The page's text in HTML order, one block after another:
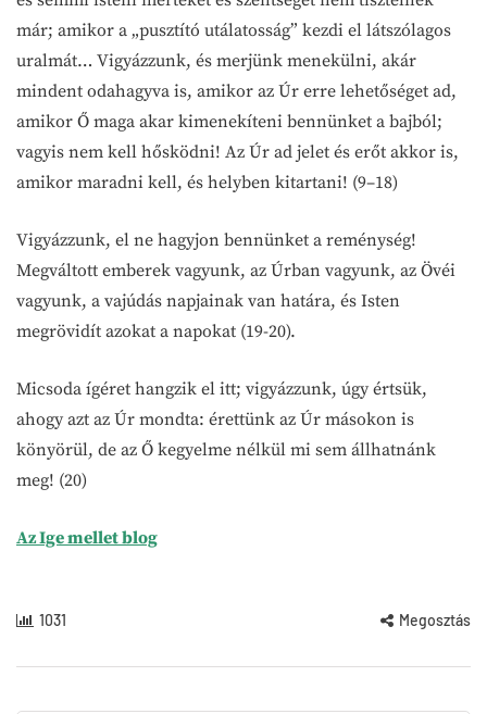
már; amikor a „pusztító utálatosság” kezdi el látszólagos
uralmát… Vigyázzunk, és merjünk menekülni, akár
mindent odahagyva is, amikor az Úr erre lehetőséget ad,
amikor Ő maga akar kimenekíteni bennünket a bajból;
vagyis nem kell hősködni! Az Úr ad jelet és erőt akkor is,
amikor maradni kell, és helyben kitartani! (9–18)
Vigyázzunk, el ne hagyjon bennünket a reménység!
Megváltott emberek vagyunk, az Úrban vagyunk, az Övéi
vagyunk, a vajúdás napjainak van határa, és Isten
megrövidít azokat a napokat (19-20).
Micsoda ígéret hangzik el itt; vigyázzunk, úgy értsük,
ahogy azt az Úr mondta: érettünk az Úr másokon is
könyörül, de az Ő kegyelme nélkül mi sem állhatnánk
meg! (20)
Az Ige mellet blog
1031 Megosztás